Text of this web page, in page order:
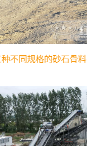
不同规格的砂石骨料